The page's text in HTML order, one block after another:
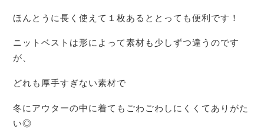
ほんとうに長く使えて１枚あるととっても便利です！
ニットベストは形によって素材も少しずつ違うのです
が、
どれも厚手すぎない素材で
冬にアウターの中に着てもごわごわしにくくてありがた
い◎